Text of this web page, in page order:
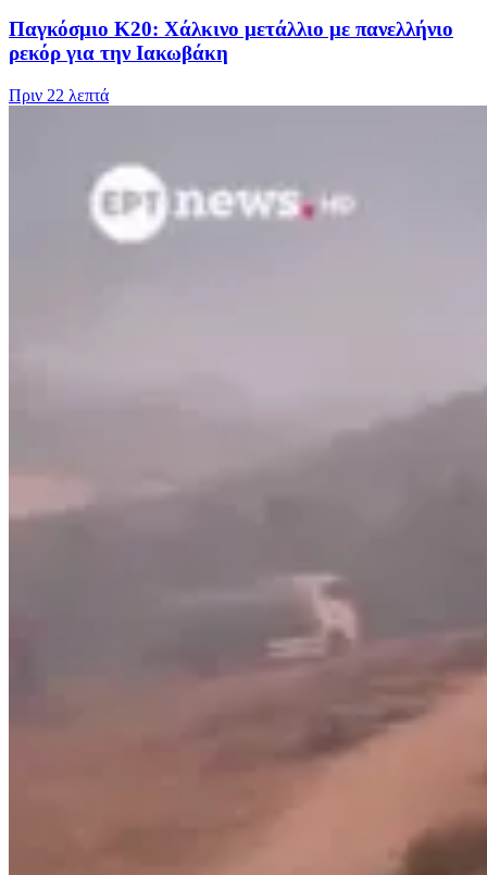
Παγκόσμιο Κ20: Χάλκινο μετάλλιο με πανελλήνιο
ρεκόρ για την Ιακωβάκη
Πριν 22 λεπτά